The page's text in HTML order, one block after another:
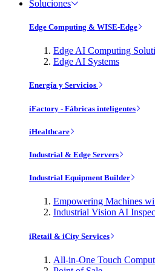
Soluciones
Edge Computing & WISE-Edge
Edge AI Computing
Edge AI Systems
Energía y Servicios
iFactory - Fábricas inteligentes
iHealthcare
Industrial & Edge Servers
Industrial Equipment Builder
Empowering Machines
Industrial Vision AI
iRetail & iCity Services
All-in-One Touch